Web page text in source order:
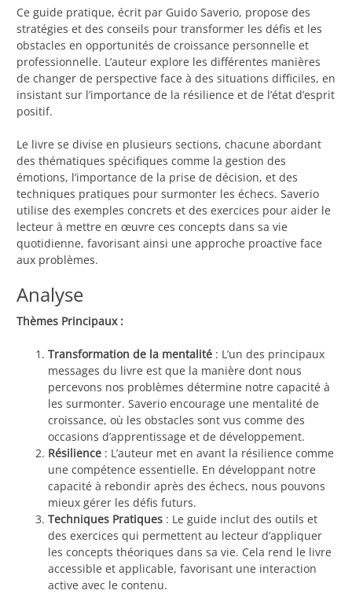
Ce guide pratique, écrit par Guido Saverio, propose des
stratégies et des conseils pour transformer les défis et les
obstacles en opportunités de croissance personnelle et
professionnelle. L’auteur explore les différentes manières
de changer de perspective face à des situations difficiles, en
insistant sur l’importance de la résilience et de l’état d’esprit
positif.
Le livre se divise en plusieurs sections, chacune abordant
des thématiques spécifiques comme la gestion des
émotions, l’importance de la prise de décision, et des
techniques pratiques pour surmonter les échecs. Saverio
utilise des exemples concrets et des exercices pour aider le
lecteur à mettre en œuvre ces concepts dans sa vie
quotidienne, favorisant ainsi une approche proactive face
aux problèmes.
Analyse
Thèmes Principaux :
Transformation de la mentalité : L’un des principaux
messages du livre est que la manière dont nous
percevons nos problèmes détermine notre capacité à
les surmonter. Saverio encourage une mentalité de
croissance, où les obstacles sont vus comme des
occasions d’apprentissage et de développement.
Résilience : L’auteur met en avant la résilience comme
une compétence essentielle. En développant notre
capacité à rebondir après des échecs, nous pouvons
mieux gérer les défis futurs.
Techniques Pratiques : Le guide inclut des outils et
des exercices qui permettent au lecteur d’appliquer
les concepts théoriques dans sa vie. Cela rend le livre
accessible et applicable, favorisant une interaction
active avec le contenu.